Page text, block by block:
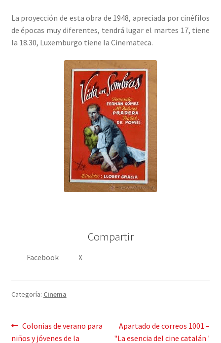
La proyección de esta obra de 1948, apreciada por cinéfilos
de épocas muy diferentes, tendrá lugar el martes 17, tiene
la 18.30, Luxemburgo tiene la Cinemateca.
Compartir
Facebook X
Categoría: Cinema
Mensaje
Publicación
anterior:
Colonias de verano para
niños y jóvenes de la
Siguiente
post:
Apartado de correos 1001 –
"La esencia del cine catalán '